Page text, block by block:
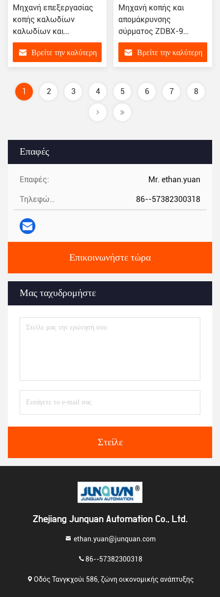
Επαφές
Επαφές: Mr. ethan.yuan
Τηλεφώνημα: 86--57382300318
Επικοινωνήστε τώρα
Μας ταχυδρομήστε
Στείλε
Μηχανή επεξεργασίας
κοπής καλωδίων
καλωδίων και
αποκόμωσης Zdbx-3 για
αποκόμωση,
πιστοποιημένη ISO
Βρείτε την καλύτερη
Μηχανή κοπής και
απομάκρυνσης
σύρματος ZDBX-9
Πιστοποίηση CCC για
βιομηχανική παραγωγή
Βρείτε την καλύτερη
1 2 3 4 5 6 7 8
Zhejiang Junquan Automation Co., Ltd.
ethan.yuan@junquan.com
86--57382300318
Οδός Τανγκχούι 586, ζώνη οικονομικής ανάπτυξης